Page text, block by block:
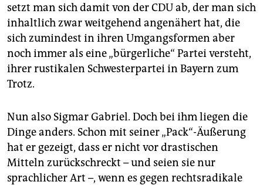
setzt man sich damit von der CDU ab, der man sich
inhaltlich zwar weitgehend angenähert hat, die
sich zumindest in ihren Umgangsformen aber
noch immer als eine „bürgerliche“ Partei versteht,
ihrer rustikalen Schwesterpartei in Bayern zum
Trotz.
Nun also Sigmar Gabriel. Doch bei ihm liegen die
Dinge anders. Schon mit seiner „Pack“-Äußerung
hat er gezeigt, dass er nicht vor drastischen
Mitteln zurückschreckt – und seien sie nur
sprachlicher Art –, wenn es gegen rechtsradikale